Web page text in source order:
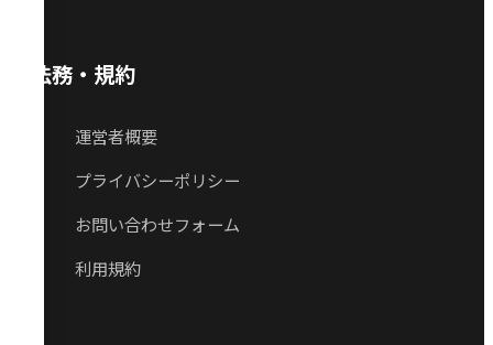
法務・規約
運営者概要
プライバシーポリシー
お問い合わせフォーム
利用規約